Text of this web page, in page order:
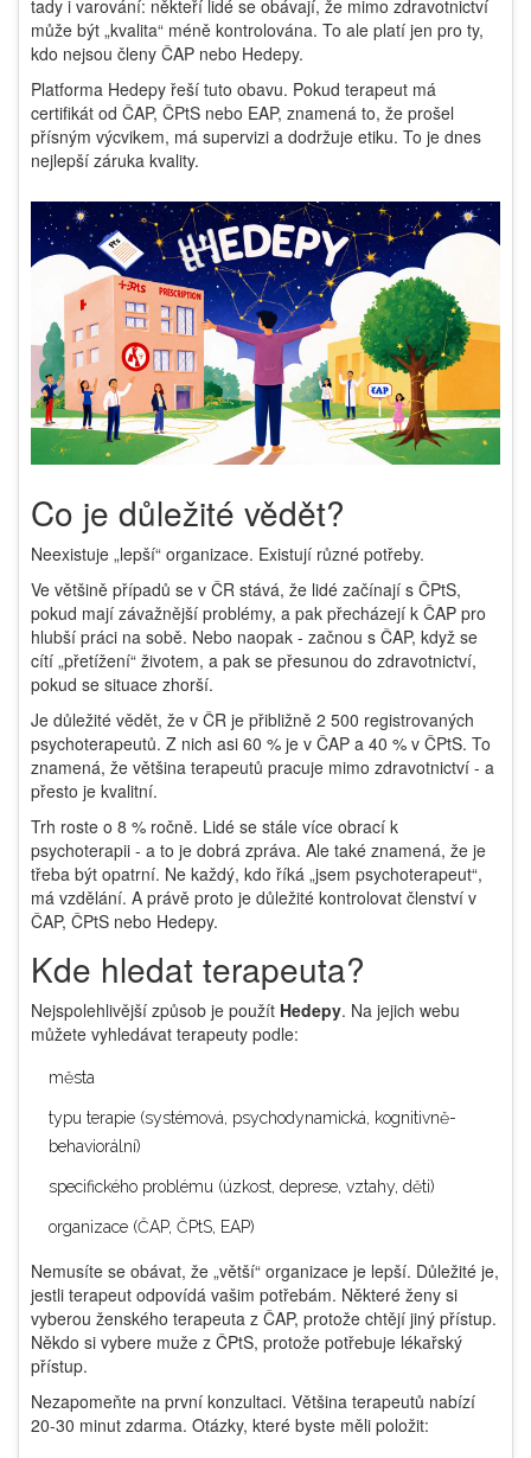
tady i varování: někteří lidé se obávají, že mimo zdravotnictví
může být „kvalita“ méně kontrolována. To ale platí jen pro ty,
kdo nejsou členy ČAP nebo Hedepy.
Platforma Hedepy řeší tuto obavu. Pokud terapeut má
certifikát od ČAP, ČPtS nebo EAP, znamená to, že prošel
přísným výcvikem, má supervizi a dodržuje etiku. To je dnes
nejlepší záruka kvality.
Co je důležité vědět?
Neexistuje „lepší“ organizace. Existují různé potřeby.
Ve většině případů se v ČR stává, že lidé začínají s ČPtS,
pokud mají závažnější problémy, a pak přecházejí k ČAP pro
hlubší práci na sobě. Nebo naopak - začnou s ČAP, když se
cítí „přetížení“ životem, a pak se přesunou do zdravotnictví,
pokud se situace zhorší.
Je důležité vědět, že v ČR je přibližně 2 500 registrovaných
psychoterapeutů. Z nich asi 60 % je v ČAP a 40 % v ČPtS. To
znamená, že většina terapeutů pracuje mimo zdravotnictví - a
přesto je kvalitní.
Trh roste o 8 % ročně. Lidé se stále více obrací k
psychoterapii - a to je dobrá zpráva. Ale také znamená, že je
třeba být opatrní. Ne každý, kdo říká „jsem psychoterapeut“,
má vzdělání. A právě proto je důležité kontrolovat členství v
ČAP, ČPtS nebo Hedepy.
Kde hledat terapeuta?
Nejspolehlivější způsob je použít Hedepy. Na jejich webu
můžete vyhledávat terapeuty podle:
města
typu terapie (systémová, psychodynamická, kognitivně-
behaviorální)
specifického problému (úzkost, deprese, vztahy, děti)
organizace (ČAP, ČPtS, EAP)
Nemusíte se obávat, že „větší“ organizace je lepší. Důležité je,
jestli terapeut odpovídá vašim potřebám. Některé ženy si
vyberou ženského terapeuta z ČAP, protože chtějí jiný přístup.
Někdo si vybere muže z ČPtS, protože potřebuje lékařský
přístup.
Nezapomeňte na první konzultaci. Většina terapeutů nabízí
20-30 minut zdarma. Otázky, které byste měli položit: